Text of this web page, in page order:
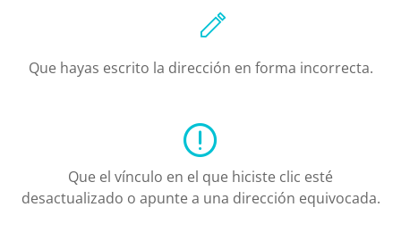
Que hayas escrito la dirección en forma incorrecta.
Que el vínculo en el que hiciste clic esté
desactualizado o apunte a una dirección equivocada.